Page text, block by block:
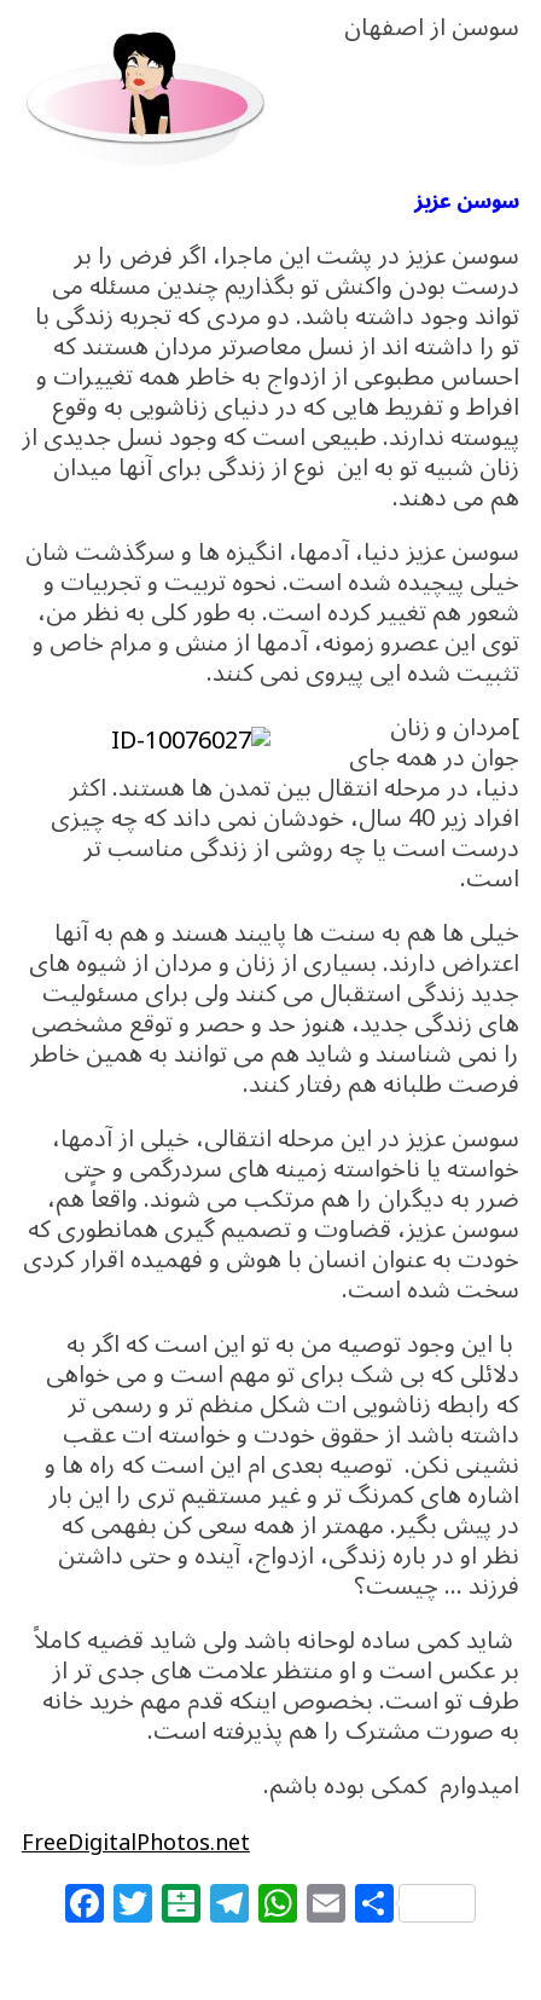
سوسن از اصفهان
سوسن عزیز
سوسن عزیز در پشت این ماجرا، اگر فرض را بر
درست بودن واکنش تو بگذاریم چندین مسئله می
تواند وجود داشته باشد. دو مردی که تجربه زندگی با
تو را داشته اند از نسل معاصرتر مردان هستند که
احساس مطبوعی از ازدواج به خاطر همه تغییرات و
افراط و تفریط هایی که در دنیای زناشویی به وقوع
پیوسته ندارند. طبیعی است که وجود نسل جدیدی از
زنان شبیه تو به این نوع از زندگی برای آنها میدان
هم می دهند.
سوسن عزیز دنیا، آدمها، انگیزه ها و سرگذشت شان
خیلی پیچیده شده است. نحوه تربیت و تجربیات و
شعور هم تغییر کرده است. به طور کلی به نظر من،
توی این عصرو زمونه، آدمها از منش و مرام خاص و
تثبیت شده ایی پیروی نمی کنند.
]مردان و زنان
جوان در همه جای
دنیا، در مرحله انتقال بین تمدن ها هستند. اکثر
افراد زیر 40 سال، خودشان نمی داند که چه چیزی
درست است یا چه روشی از زندگی مناسب تر
است.
خیلی ها هم به سنت ها پایبند هسند و هم به آنها
اعتراض دارند. بسیاری از زنان و مردان از شیوه های
جدید زندگی استقبال می کنند ولی برای مسئولیت
های زندگی جدید، هنوز حد و حصر و توقع مشخصی
را نمی شناسند و شاید هم می توانند به همین خاطر
فرصت طلبانه هم رفتار کنند.
سوسن عزیز در این مرحله انتقالی، خیلی از آدمها،
خواسته یا ناخواسته زمینه های سردرگمی و حتی
ضرر به دیگران را هم مرتکب می شوند. واقعاً هم،
سوسن عزیز، قضاوت و تصمیم گیری همانطوری که
خودت به عنوان انسان با هوش و فهمیده اقرار کردی
سخت شده است.
با این وجود توصیه من به تو این است که اگر به
دلائلی که بی شک برای تو مهم است و می خواهی
که رابطه زناشویی ات شکل منظم تر و رسمی تر
داشته باشد از حقوق خودت و خواسته ات عقب
نشینی نکن. توصیه بعدی ام این است که راه ها و
اشاره های کمرنگ تر و غیر مستقیم تری را این بار
در پیش بگیر. مهمتر از همه سعی کن بفهمی که
نظر او در باره زندگی، ازدواج، آینده و حتی داشتن
فرزند … چیست؟
شاید کمی ساده لوحانه باشد ولی شاید قضیه کاملاً
بر عکس است و او منتظر علامت های جدی تر از
طرف تو است. بخصوص اینکه قدم مهم خرید خانه
به صورت مشترک را هم پذیرفته است.
امیدوارم کمکی بوده باشم.
FreeDigitalPhotos.net
F
a T
w B
al T
el W
h E
m S
h